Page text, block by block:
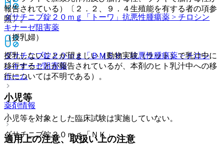
ダサチニブ錠２０ｍｇ「トーワ」 抗悪性腫瘍薬 > チロシン
キナーゼ阻害薬
ダサチニブ錠２０ｍｇ「ＢＭＳＨ」抗悪性腫瘍薬 > チロシ
ンキナーゼ阻害薬
ホーム
薬剤情報
ダサチニブ錠２０ｍｇ「ＮＫ」
報告されている）〔２．２、９．４生殖能を有する者の項参
照〕。
（授乳婦）
授乳しないことが望ましい（動物実験（ラット）で乳汁中に
移行することが報告されているが、本剤のヒト乳汁中への移
行については不明である）。
小児等
小児等を対象とした臨床試験は実施していない。
適用上の注意、取扱い上の注意